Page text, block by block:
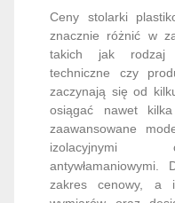
Ceny stolarki
znacznie różnić w
takich jak rodzaj
techniczne czy
zaczynają się od
osiągać nawet
zaawansowane
izolacyjnymi
zakres cenowy, a